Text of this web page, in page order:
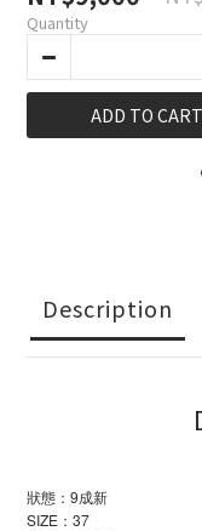
Quantity
ADD TO CART
Description
狀態：9成新
SIZE：37